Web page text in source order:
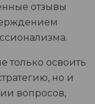
отзывы
только освоить
но и
вопросов,